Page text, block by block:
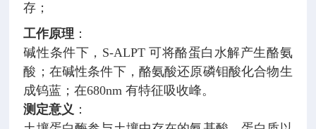
存；
工作原理 ：
碱性条件下，S-ALPT 可将酪蛋白水解产生酪氨
酸；在碱性条件下，酪氨酸还原磷钼酸化合物生
成钨蓝；在680nm 有特征吸收峰。
测定意义 ：